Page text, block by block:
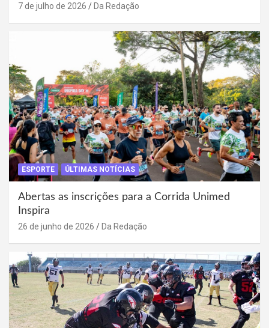
7 de julho de 2026 Da Redação
ESPORTE ÚLTIMAS NOTÍCIAS
Abertas as inscrições para a Corrida Unimed
Inspira
26 de junho de 2026 Da Redação